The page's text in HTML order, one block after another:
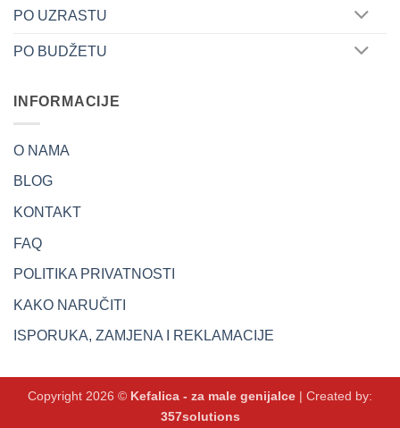
PO UZRASTU
PO BUDŽETU
INFORMACIJE
O NAMA
BLOG
KONTAKT
FAQ
POLITIKA PRIVATNOSTI
KAKO NARUČITI
ISPORUKA, ZAMJENA I REKLAMACIJE
Copyright 2026 © Kefalica - za male genijalce | Created by:
357solutions